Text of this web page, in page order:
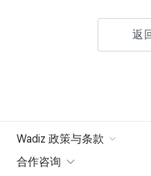
返
Wadiz 政策与条款
合作咨询